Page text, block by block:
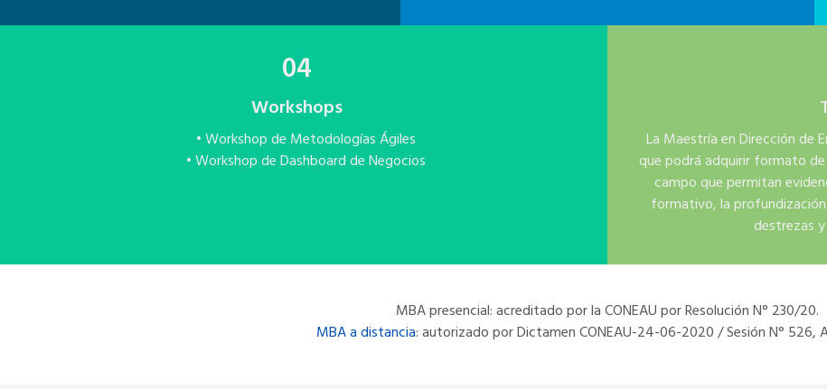
04
Workshops
• Workshop de Metodologías Ágiles
• Workshop de Dashboard de Negocios
La Maestría en Dirección de
que podrá adquirir formato
campo que permitan
formativo, la
destrezas
MBA presencial: acreditado por la CONEAU por Resolución N° 230/20.
MBA a distancia: autorizado por Dictamen CONEAU-24-06-2020 / Sesión N° 526,